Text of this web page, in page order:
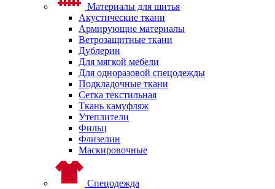
Материалы для шитья
Акустические ткани
Армирующие материалы
Ветрозащитные ткани
Дублерин
Для мягкой мебели
Для одноразовой спецодежды
Подкладочные ткани
Сетка текстильная
Ткань камуфляж
Утеплители
Фильц
Флизелин
Маскировочные
Спецодежда